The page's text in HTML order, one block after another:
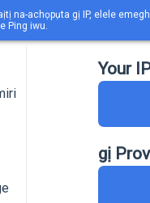
na-achọpụta gị IP, elele
Ping iwu.
Your
gị